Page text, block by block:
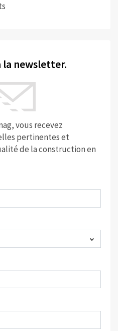
la newsletter.
vous recevez
pertinentes et
de la construction en